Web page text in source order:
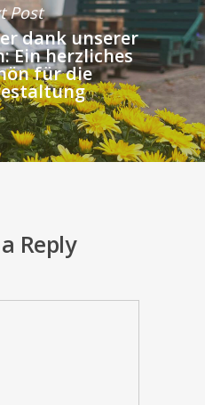
Post
dank unserer
Ein herzliches
für die
Reply